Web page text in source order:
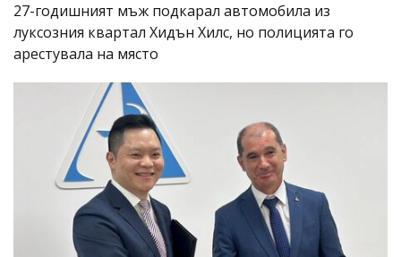
27-годишният мъж подкарал автомобила из
луксозния квартал Хидън Хилс, но полицията го
арестувала на място